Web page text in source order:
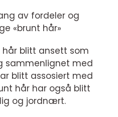
av fordeler og
«brunt hår»
hår blitt ansett som
sammenlignet med
blitt assosiert med
hår har også blitt
og jordnært.